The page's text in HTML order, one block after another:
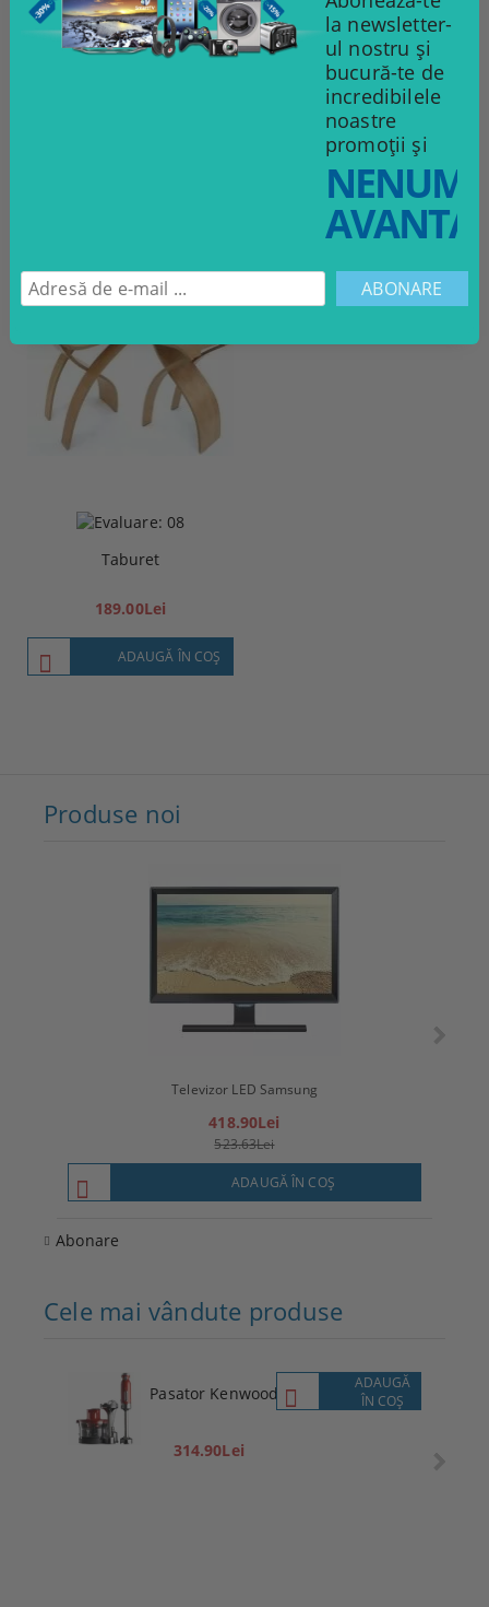
Toaletă
479.00Lei
ADAUGĂ ÎN COŞ
Taburet
189.00Lei
ADAUGĂ ÎN COŞ
Produse noi
Televizor LED Samsung
418.90Lei
523.63Lei
ADAUGĂ ÎN COŞ
Abonare
Cele mai vândute produse
Pasator Kenwood
314.90Lei
ADAUGĂ
ÎN COŞ
la newsletter-
ul nostru și
bucură-te de
incredibilele
noastre
promoții și